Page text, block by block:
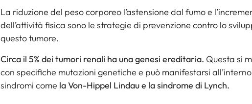
La riduzione del peso corporeo l’astensione dal fumo e
dell’attività fisica sono le strategie di prevenzione contro lo
questo tumore.
Circa il 5% dei tumori renali ha una genesi ereditaria. Questa si
con specifiche mutazioni genetiche e può manifestarsi
sindromi come la Von-Hippel Lindau e la sindrome di Lynch.